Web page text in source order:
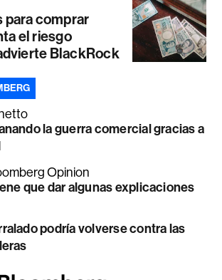
para comprar
el riesgo
BlackRock
la guerra comercial gracias a
Opinion
que dar algunas explicaciones
podría volverse contra las